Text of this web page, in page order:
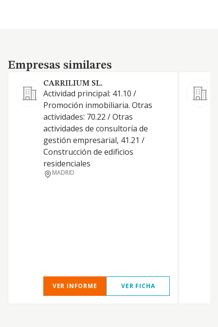
Empresas similares
Empresas similares
CARRILIUM SL.
Actividad principal: 41.10 /
Promoción inmobiliaria. Otras
actividades: 70.22 / Otras
actividades de consultoría de
gestión empresarial, 41.21 /
Construcción de edificios
residenciales
MADRID
VER INFORME VER FICHA